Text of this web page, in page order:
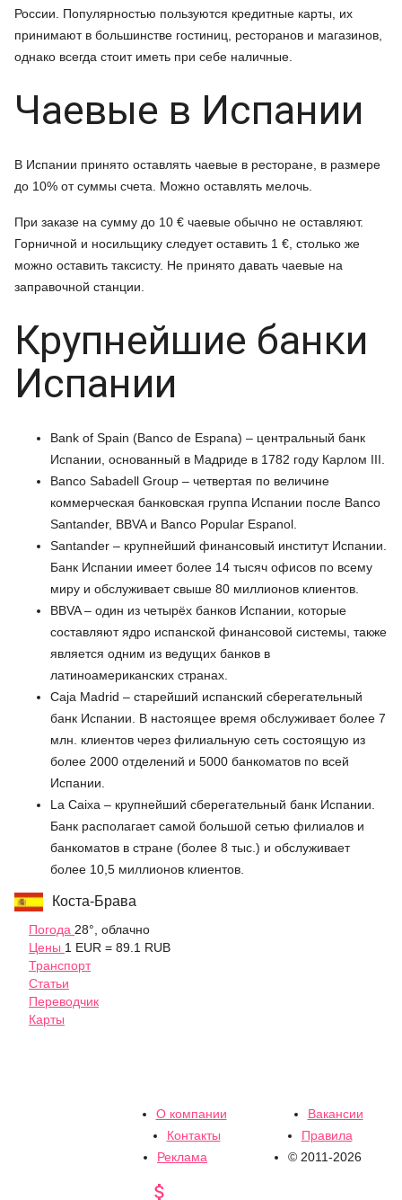
России. Популярностью пользуются кредитные карты, их
принимают в большинстве гостиниц, ресторанов и магазинов,
однако всегда стоит иметь при себе наличные.
Чаевые в Испании
В Испании принято оставлять чаевые в ресторане, в размере
до 10% от суммы счета. Можно оставлять мелочь.
При заказе на сумму до 10 € чаевые обычно не оставляют.
Горничной и носильщику следует оставить 1 €, столько же
можно оставить таксисту. Не принято давать чаевые на
заправочной станции.
Крупнейшие банки
Испании
Bank of Spain (Banco de Espana) – центральный банк
Испании, основанный в Мадриде в 1782 году Карлом III.
Banco Sabadell Group – четвертая по величине
коммерческая банковская группа Испании после Banco
Santander, BBVA и Banco Popular Espanol.
Santander – крупнейший финансовый институт Испании.
Банк Испании имеет более 14 тысяч офисов по всему
миру и обслуживает свыше 80 миллионов клиентов.
BBVA – один из четырёх банков Испании, которые
составляют ядро испанской финансовой системы, также
является одним из ведущих банков в
латиноамериканских странах.
Caja Madrid – старейший испанский сберегательный
банк Испании. В настоящее время обслуживает более 7
млн. клиентов через филиальную сеть состоящую из
более 2000 отделений и 5000 банкоматов по всей
Испании.
La Caixa – крупнейший сберегательный банк Испании.
Банк располагает самой большой сетью филиалов и
банкоматов в стране (более 8 тыс.) и обслуживает
более 10,5 миллионов клиентов.
Коста-Брава
Погода 28°, облачно
Цены 1 EUR = 89.1 RUB
Транспорт
Статьи
Переводчик
Карты
О компании
Вакансии
Контакты
Правила
Реклама
© 2011-2026
